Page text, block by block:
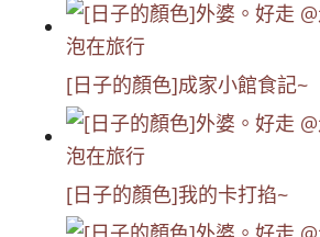
[日子的顏色]成家小館食記~
[日子的顏色]我的卡打掐~